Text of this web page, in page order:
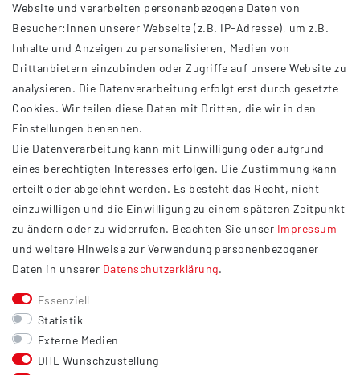
INFORMATIONEN
AGB
Impressum
Datenschutzerklärung
Widerrufsrecht
Barrierefreiheit
Service
Kontakt
Versand
Zahlung
Vertrag widerrufen
Website und verarbeiten personenbezogene Daten von
Besucher:innen unserer Webseite (z.B. IP-Adresse), um z.B.
Inhalte und Anzeigen zu personalisieren, Medien von
Drittanbietern einzubinden oder Zugriffe auf unsere Website zu
analysieren. Die Datenverarbeitung erfolgt erst durch gesetzte
Cookies. Wir teilen diese Daten mit Dritten, die wir in den
Einstellungen benennen.
Die Datenverarbeitung kann mit Einwilligung oder aufgrund
eines berechtigten Interesses erfolgen. Die Zustimmung kann
erteilt oder abgelehnt werden. Es besteht das Recht, nicht
einzuwilligen und die Einwilligung zu einem späteren Zeitpunkt
zu ändern oder zu widerrufen. Beachten Sie unser Impressum
und weitere Hinweise zur Verwendung personenbezogener
Daten in unserer Daten­schutz­erklärung.
Essenziell
Statistik
Externe Medien
DHL Wunschzustellung